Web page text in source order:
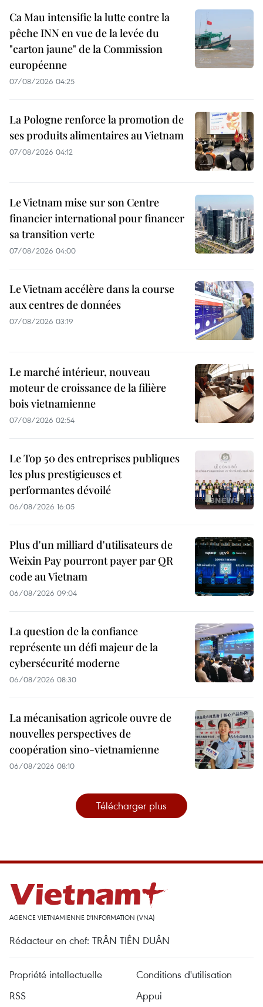
Ca Mau intensifie la lutte contre la
pêche INN en vue de la levée du
"carton jaune" de la Commission
européenne
07/08/2026 04:25
La Pologne renforce la promotion de
ses produits alimentaires au Vietnam
07/08/2026 04:12
Le Vietnam mise sur son Centre
financier international pour financer
sa transition verte
07/08/2026 04:00
Le Vietnam accélère dans la course
aux centres de données
07/08/2026 03:19
Le marché intérieur, nouveau
moteur de croissance de la filière
bois vietnamienne
07/08/2026 02:54
Le Top 50 des entreprises publiques
les plus prestigieuses et
performantes dévoilé
06/08/2026 16:05
Plus d'un milliard d'utilisateurs de
Weixin Pay pourront payer par QR
code au Vietnam
06/08/2026 09:04
La question de la confiance
représente un défi majeur de la
cybersécurité moderne
06/08/2026 08:30
La mécanisation agricole ouvre de
nouvelles perspectives de
coopération sino-vietnamienne
06/08/2026 08:10
Télécharger plus
AGENCE VIETNAMIENNE D'INFORMATION (VNA)
Rédacteur en chef: TRÂN TIÊN DUÂN
Propriété intellectuelle
Conditions d'utilisation
RSS
Appui